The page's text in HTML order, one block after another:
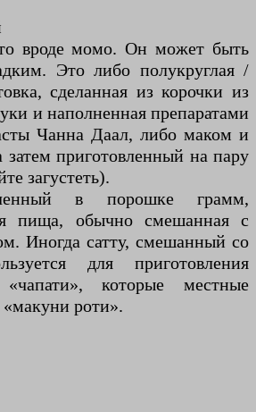
вроде момо. Он может быть
Это либо полукруглая /
сделанная из корочки из
и наполненная препаратами
Чанна Даал, либо маком и
приготовленный на пару
загустеть).
в порошке грамм,
пища, обычно смешанная с
Иногда сатту, смешанный со
для приготовления
которые местные
роти».